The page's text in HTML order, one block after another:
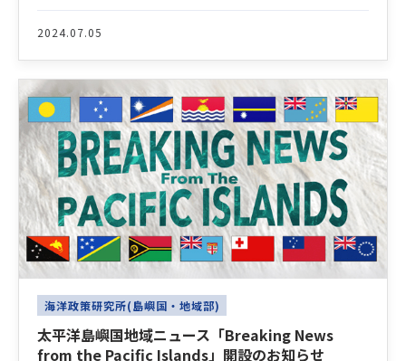
2024.07.05
海洋政策研究所(島嶼国・地域部)
太平洋島嶼国地域ニュース「Breaking News
from the Pacific Islands」開設のお知らせ